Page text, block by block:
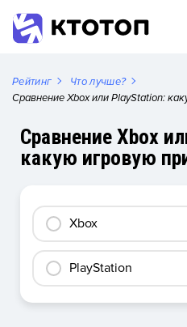
Рейтинг
Что лучше?
Сравнение Xbox или PlayStation:
Сравнение Xbox
какую игровую
Xbox
PlayStation